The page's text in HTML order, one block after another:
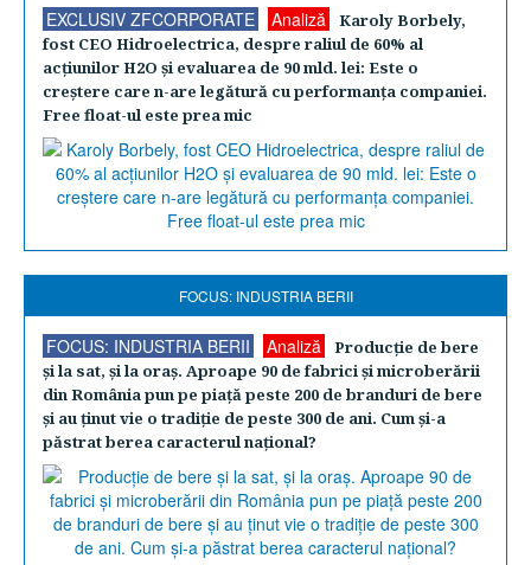
EXCLUSIV ZFCORPORATE Analiză
Karoly Borbely,
fost CEO Hidroelectrica, despre raliul de 60% al
acţiunilor H2O şi evaluarea de 90 mld. lei: Este o
creştere care n-are legătură cu performanţa companiei.
Free float-ul este prea mic
FOCUS: INDUSTRIA BERII
FOCUS: INDUSTRIA BERII Analiză
Producţie de bere
şi la sat, şi la oraş. Aproape 90 de fabrici şi microberării
din România pun pe piaţă peste 200 de branduri de bere
şi au ţinut vie o tradiţie de peste 300 de ani. Cum şi-a
păstrat berea caracterul naţional?